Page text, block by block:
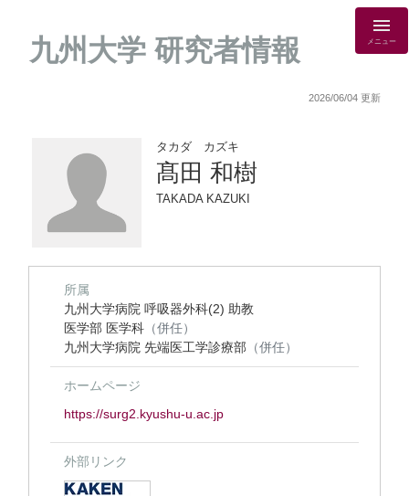
九州大学 研究者情報 メニュー
2026/06/04 更新
タカダ カズキ
髙田 和樹
TAKADA KAZUKI
所属
九州大学病院 呼吸器外科(2) 助教
医学部 医学科 （併任）
九州大学病院 先端医工学診療部 （併任）
ホームページ
https://surg2.kyushu-u.ac.jp
外部リンク